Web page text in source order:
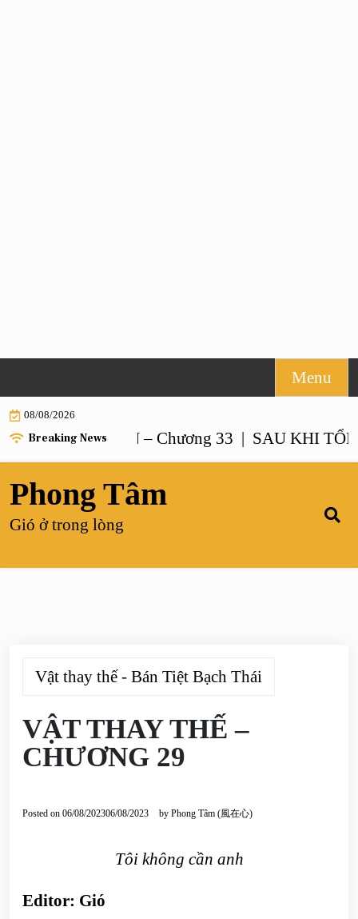
to
content
Menu
08/08/2026
Breaking News
NUÔI CON – Chương 33 |SAU KHI TỔNG
Phong Tâm
Gió ở trong lòng
Vật thay thế - Bán Tiệt Bạch Thái
VẬT THAY THẾ –
CHƯƠNG 29
Posted on 06/08/202306/08/2023 by Phong Tâm (風在心)
Tôi không cần anh
Editor: Gió